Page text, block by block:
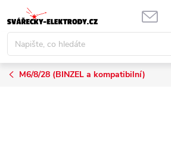
na
obsah
M6/8/28 (BINZEL a kompatibilní)